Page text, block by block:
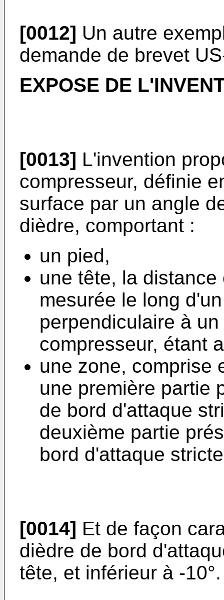
[0012] Un autre
demande de brevet
EXPOSE DE
[0013] L'invention
compresseur, définie
surface par un angle
dièdre, comportant :
un pied,
une tête, la
mesurée le long
perpendiculaire à
compresseur, étant
une zone, comprise
une première partie
de bord d'attaque
deuxième partie
bord d'attaque
[0014] Et de façon
dièdre de bord
tête, et inférieur à -10°.